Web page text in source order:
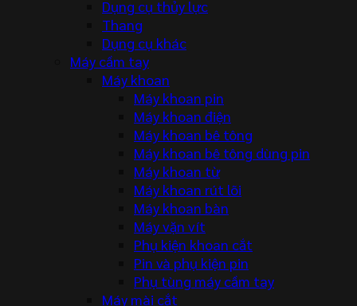
Dụng cụ thủy lực
Thang
Dụng cụ khác
Máy cầm tay
Máy khoan
Máy khoan pin
Máy khoan điện
Máy khoan bê tông
Máy khoan bê tông dùng pin
Máy khoan từ
Máy khoan rút lõi
Máy khoan bàn
Máy vặn vít
Phụ kiện khoan cắt
Pin và phụ kiện pin
Phụ tùng máy cầm tay
Máy mài cắt